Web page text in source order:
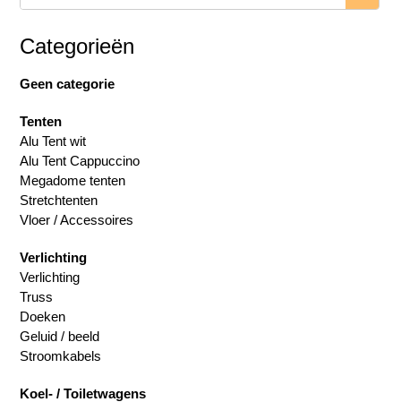
Categorieën
Geen categorie
Tenten
Alu Tent wit
Alu Tent Cappuccino
Megadome tenten
Stretchtenten
Vloer / Accessoires
Verlichting
Verlichting
Truss
Doeken
Geluid / beeld
Stroomkabels
Koel- / Toiletwagens